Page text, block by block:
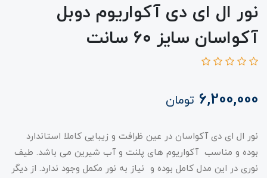
نور ال ای دی آکواریوم دوبل
آکواسان سایز ۶۰ سانت
6,200,000 تومان
نور ال ای دی آکواسان در عین ظرافت و زیبایی کاملا استاندارد
بوده و مناسب آکواریوم های پلنت و آب شیرین می باشد. طیف
نوری در این مدل کامل بوده و نیاز به نور مکمل وجود ندارد. از دیگر